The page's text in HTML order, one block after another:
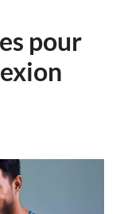
pour